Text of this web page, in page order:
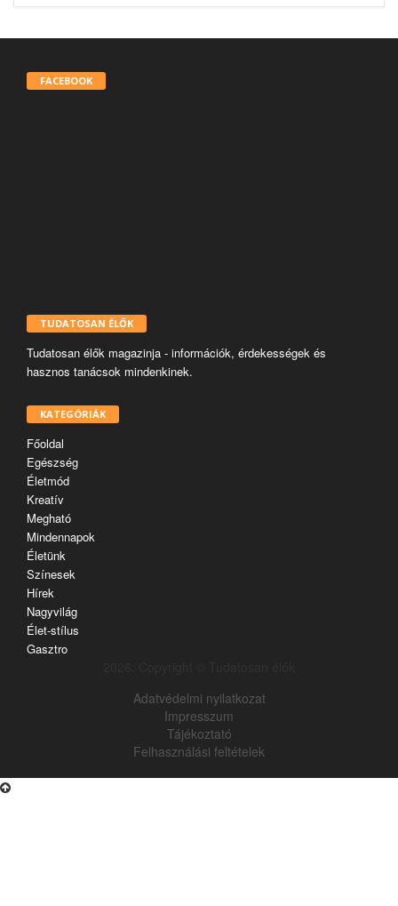
FACEBOOK
TUDATOSAN ÉLŐK
Tudatosan élők magazinja - információk, érdekességek és
hasznos tanácsok mindenkinek.
KATEGÓRIÁK
Főoldal
Egészség
Életmód
Kreatív
Megható
Mindennapok
Életünk
Színesek
Hírek
Nagyvilág
Élet-stílus
Gasztro
Adatvédelmi nyilatkozat
Impresszum
Tájékoztató
Felhasználási feltételek